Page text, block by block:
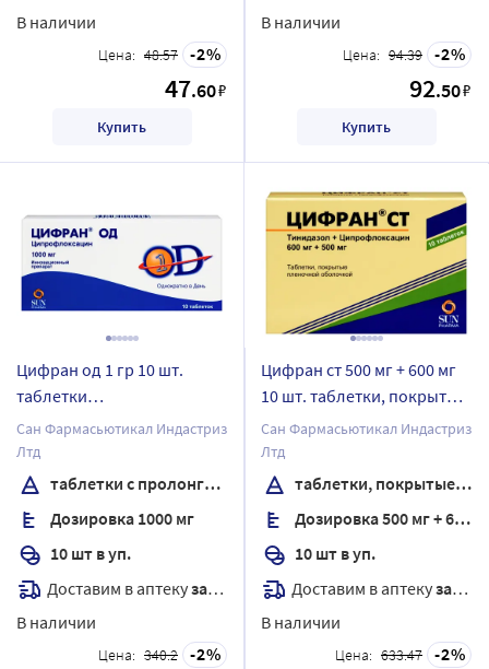
В наличии
Цена: 48.57 2
47.60₽
Купить
В наличии
Цена: 94.39 2
92.50₽
Купить
Цифран од 1 гр 10 шт.
таблетки
пролонгированные
покрытые пленочной
оболочкой
Сан Фармасьютикал Индастриз
Лтд
таблетки с пролонгированным высвобождением, покрытые пленочной оболочкой
Дозировка 1000 мг
10 шт в уп.
Доставим в аптекузавтра
В наличии
Цена: 340.2 2
Цифран ст 500 мг + 600 мг
10 шт. таблетки, покрытые
пленочной оболочкой
Сан Фармасьютикал Индастриз
Лтд
таблетки, покрытые пленочной оболочкой
Дозировка 500 мг + 600 мг
10 шт в уп.
Доставим в аптекузавтра
В наличии
Цена: 633.47 2